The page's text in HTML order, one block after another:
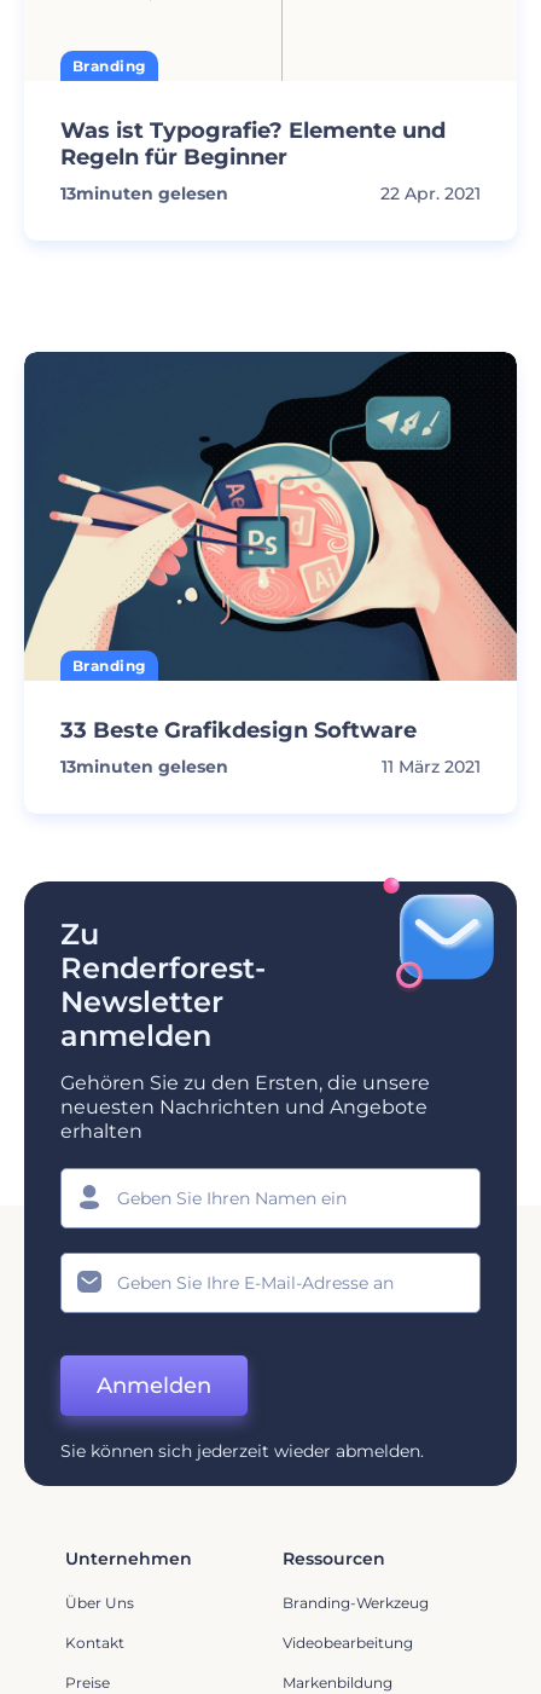
Branding
Was ist Typografie? Elemente und
Regeln für Beginner
13minuten gelesen 22 Apr. 2021
Branding
33 Beste Grafikdesign Software
13minuten gelesen 11 März 2021
Zu
Renderforest-
Newsletter
anmelden
Gehören Sie zu den Ersten, die unsere
neuesten Nachrichten und Angebote
erhalten
Anmelden
Sie können sich jederzeit wieder abmelden.
Unternehmen
Über Uns
Kontakt
Preise
Ressourcen
Branding-Werkzeug
Videobearbeitung
Markenbildung